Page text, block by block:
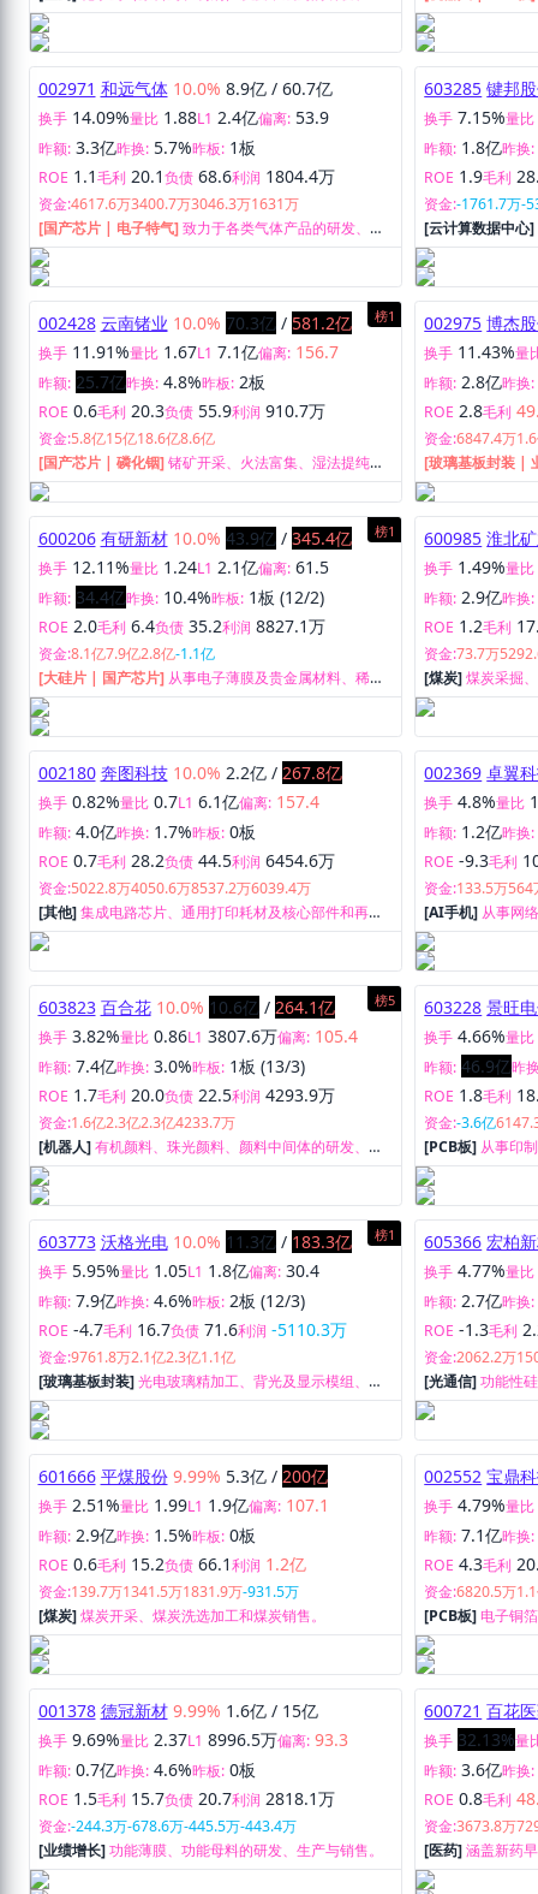
产和销售。
002971 和远气体 10.0% 8.9亿 / 60.7亿
换手 14.09%量比 1.88L1 2.4亿偏离: 53.9
昨额: 3.3亿昨换: 5.7%昨板: 1板
ROE 1.1毛利 20.1负债 68.6利润 1804.4万
资金:4617.6万3400.7万3046.3万1631万
[国产芯片 | 电子特气]致力于各类气体产品的研发、生
产、销售、服务以及工业尾气回收循环利用。
603285 键邦
换手 7.15%量比
昨额: 1.8亿昨换:
ROE 1.9毛利
资金:-1761.7万-
[云计算数据中心]
售。
榜1
002428 云南锗业 10.0% 70.3亿 / 581.2亿
换手 11.91%量比 1.67L1 7.1亿偏离: 156.7
昨额: 25.7亿昨换: 4.8%昨板: 2板
ROE 0.6毛利 20.3负债 55.9利润 910.7万
资金:5.8亿15亿18.6亿8.6亿
[国产芯片 | 磷化铟]锗矿开采、火法富集、湿法提纯、
区熔精炼、精深加工及研究开发。
002975 博杰
换手 11.43%量
昨额: 2.8亿昨换:
ROE 2.8毛利
资金:6847.4万
[玻璃基板封装 |
于智能制造领域
案。
600206 有研新材 10.0% 43.9亿 / 345.4亿
换手 12.11% 量比 1.24L1 2.1亿 偏离: 61.5
昨额: 34.4亿 昨换: 10.4% 昨板: 1板 (12/2)
ROE 2.0毛利 6.4负债 35.2
资金:8.1亿7.9亿2.8亿-1.1亿
[大硅片 | 国产芯片]从事电子薄膜及贵金属材料、稀土
材料、红外光学及光电材料、生物医用材料研究、开
发、生产、销售。
600985 淮北
换手 1.49% 量比
昨额: 2.9亿昨换:
ROE 1.2毛利
资金:73.7万
[煤炭]煤炭采掘
产、销售等业务
002180 奔图科技 10.0% 2.2亿 267.8亿
换手 0.82% 量比 0.7L1 6.1亿 偏离:
昨额: 4.0亿 昨换: 1.7%昨板: 0板
ROE 0.7毛利 28.2负债 44.5利润 6454.6万
资金:5022.8万4050.6万8537.2万6039.4万
[其他]集成电路芯片、通用打印耗材及核心部件和再生
打印耗材的研究、开发、生产和销售。
002369 卓翼
换手 4.8%量比
昨额: 1.2亿昨换:
ROE -9.3毛利
资金:133.5万564
[AI手机]从事网
研发、制造与销
603823 百合花 10.0% 10.6亿 / 264.1亿
换手 3.82% 量比 0.86L1 3807.6万偏离:
昨额: 7.4亿 昨换: 3.0%昨板: 1板 (13/3)
ROE 1.7毛利 20.0负债 22.5利润
资金:1.6亿2.3亿2.3亿4233.7万
[机器人]有机颜料、珠光颜料、颜料中间体的研发、生
产、销售和服务。
603228 景旺
换手 4.66%量比
昨额: 46.9亿 昨
ROE 1.8毛利
资金:-3.6亿
[PCB板]从事印
603773 沃格光电 10.0% 11.3亿 183.3亿
换手 5.95% 量比 1.05L1 1.8亿偏离: 30.4
昨额: 7.9亿昨换: 4.6%昨板: 2板 (12/3)
ROE -4.7 毛利 16.7负债 71.6
资金:9761.8万2.1亿2.3亿1.1亿
[玻璃基板封装]光电玻璃精加工、背光及显示模组、车
载显示触控模组、光学膜材裁切等业务。
605366 宏柏
换手 4.77% 量比
昨额:
2.7亿昨换:
ROE -1.3 毛利
资金:2062.2万
[光通信]功能性
化学助剂的研发
601666 平煤股份 9.99% 5.3亿 / 200亿
换手 2.51% 量比 1.99L1 1.9亿偏离:
昨额: 2.9亿 昨换: 1.5%昨板: 0板
ROE 0.6毛利 15.2负债 66.1利润 1.2亿
资金:139.7万1341.5万1831.9万-931.5万
[煤炭]煤炭开采、煤炭洗选加工和煤炭销售。
002552 宝鼎
换手 4.79% 量比
昨额: 7.1亿昨换:
ROE 4.3毛利
资金:6820.5万
[PCB板]电子铜
采选及销售。
001378 德冠新材 9.99% 1.6亿 / 15亿
换手 9.69% 量比 2.37L1 8996.5万
昨额: 0.7亿 昨换: 4.6%昨板: 0板
ROE 1.5毛利 15.7负债 20.7利润 2818.1万
资金:-244.3万-678.6万-445.5万-443.4万
[业绩增长]功能薄膜、功能母料的研发、生产与销售。
600721 百花
换手 32.13%量
昨额: 3.6亿昨换:
ROE 0.8毛利
资金:3673.8万
[医药]涵盖新药
试验、注册申报